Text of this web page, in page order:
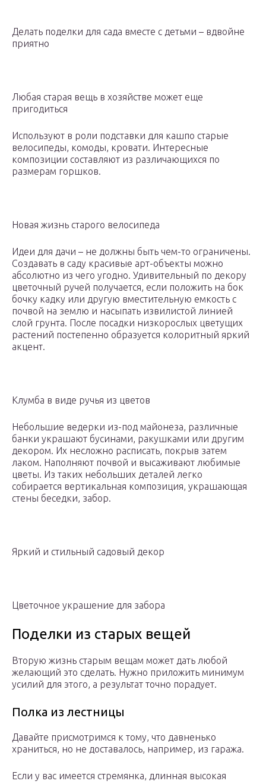
Делать поделки для сада вместе с детьми – вдвойне
приятно
Любая старая вещь в хозяйстве может еще
пригодиться
Используют в роли подставки для кашпо старые
велосипеды, комоды, кровати. Интересные
композиции составляют из различающихся по
размерам горшков.
Новая жизнь старого велосипеда
Идеи для дачи – не должны быть чем-то ограничены.
Создавать в саду красивые арт-объекты можно
абсолютно из чего угодно. Удивительный по декору
цветочный ручей получается, если положить на бок
бочку кадку или другую вместительную емкость с
почвой на землю и насыпать извилистой линией
слой грунта. После посадки низкорослых цветущих
растений постепенно образуется колоритный яркий
акцент.
Клумба в виде ручья из цветов
Небольшие ведерки из-под майонеза, различные
банки украшают бусинами, ракушками или другим
декором. Их несложно расписать, покрыв затем
лаком. Наполняют почвой и высаживают любимые
цветы. Из таких небольших деталей легко
собирается вертикальная композиция, украшающая
стены беседки, забор.
Яркий и стильный садовый декор
Цветочное украшение для забора
Поделки из старых вещей
Вторую жизнь старым вещам может дать любой
желающий это сделать. Нужно приложить минимум
усилий для этого, а результат точно порадует.
Полка из лестницы
Давайте присмотримся к тому, что давненько
храниться, но не доставалось, например, из гаража.
Если у вас имеется стремянка, длинная высокая